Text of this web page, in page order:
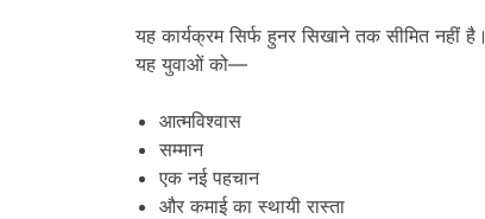
यह कार्यक्रम सिर्फ हुनर सिखाने तक सीमित नहीं है।
यह युवाओं को—
आत्मविश्वास
सम्मान
एक नई पहचान
और कमाई का स्थायी रास्ता